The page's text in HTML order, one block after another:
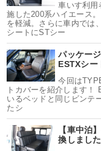
車いす利用
施した200系ハイエース
を軽減。さらに車内では
シートにSTシー
パッケー
ESTXシー
今回は
トカバーを紹介します
いるベッドと同じビンテ
たシ
【車中泊
換しまし